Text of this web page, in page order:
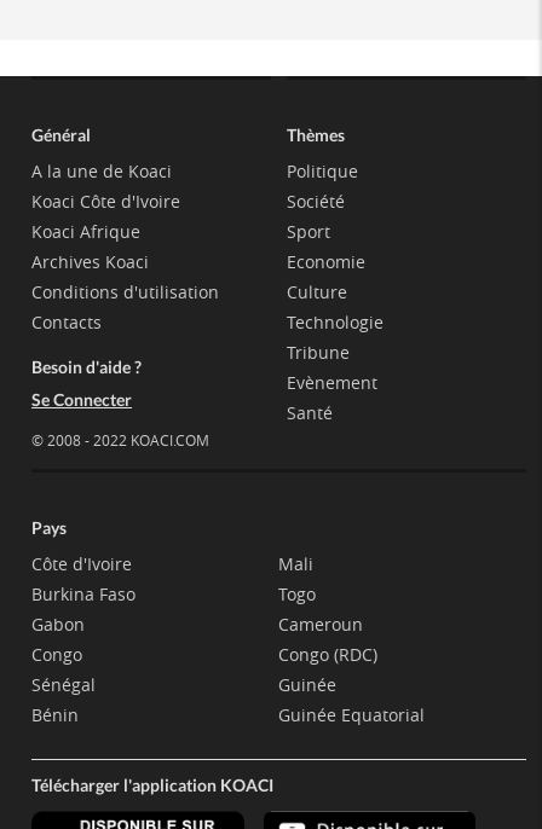
Général
A la une de Koaci
Koaci Côte d'Ivoire
Koaci Afrique
Archives Koaci
Conditions d'utilisation
Contacts
Besoin d'aide ?
Se Connecter
© 2008 - 2022 KOACI.COM
Thèmes
Politique
Société
Sport
Economie
Culture
Technologie
Tribune
Evènement
Santé
Pays
Côte d'Ivoire
Burkina Faso
Gabon
Congo
Sénégal
Bénin
Mali
Togo
Cameroun
Congo (RDC)
Guinée
Guinée Equatorial
Télécharger l'application KOACI